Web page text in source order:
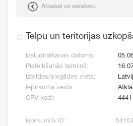
Atpakaļ uz sarakstu
Telpu un teritorijas
Izsludināšanas datums:
Pieteikšanās termiņš:
Izpildes/piegādes vieta:
Iepirkuma veids:
CPV kodi:
Iepirkumi.lv ID: